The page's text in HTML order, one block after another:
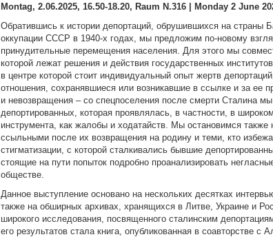
Montag, 2.06.2025, 16.50-18.20, Raum N.316 | Monday 2 June
Обратившись к истории депортаций, обрушившихся на страны
оккупации СССР в 1940-х годах, мы предложим по-новому
принудительные перемещения населения. Для этого мы
которой лежат решения и действия государственных
в центре которой стоит индивидуальный опыт жертв
отношения, сохранявшиеся или возникавшие в ссылке и за ее
и невозвращения – со спецпоселения после смерти Сталина
депортированных, которая проявлялась, в частности, в
инструмента, как жалобы и ходатайств. Мы остановимся
ссыльными после их возвращения на родину и теми, кто
стигматизации, с которой сталкивались бывшие
стоящие на пути попыток подробно проанализировать
обществе.
Данное выступление основано на нескольких десятках
также на обширных архивах, хранящихся в Литве, Украине и
широкого исследования, посвященного сталинским
его результатов стала книга, опубликованная в соавторстве